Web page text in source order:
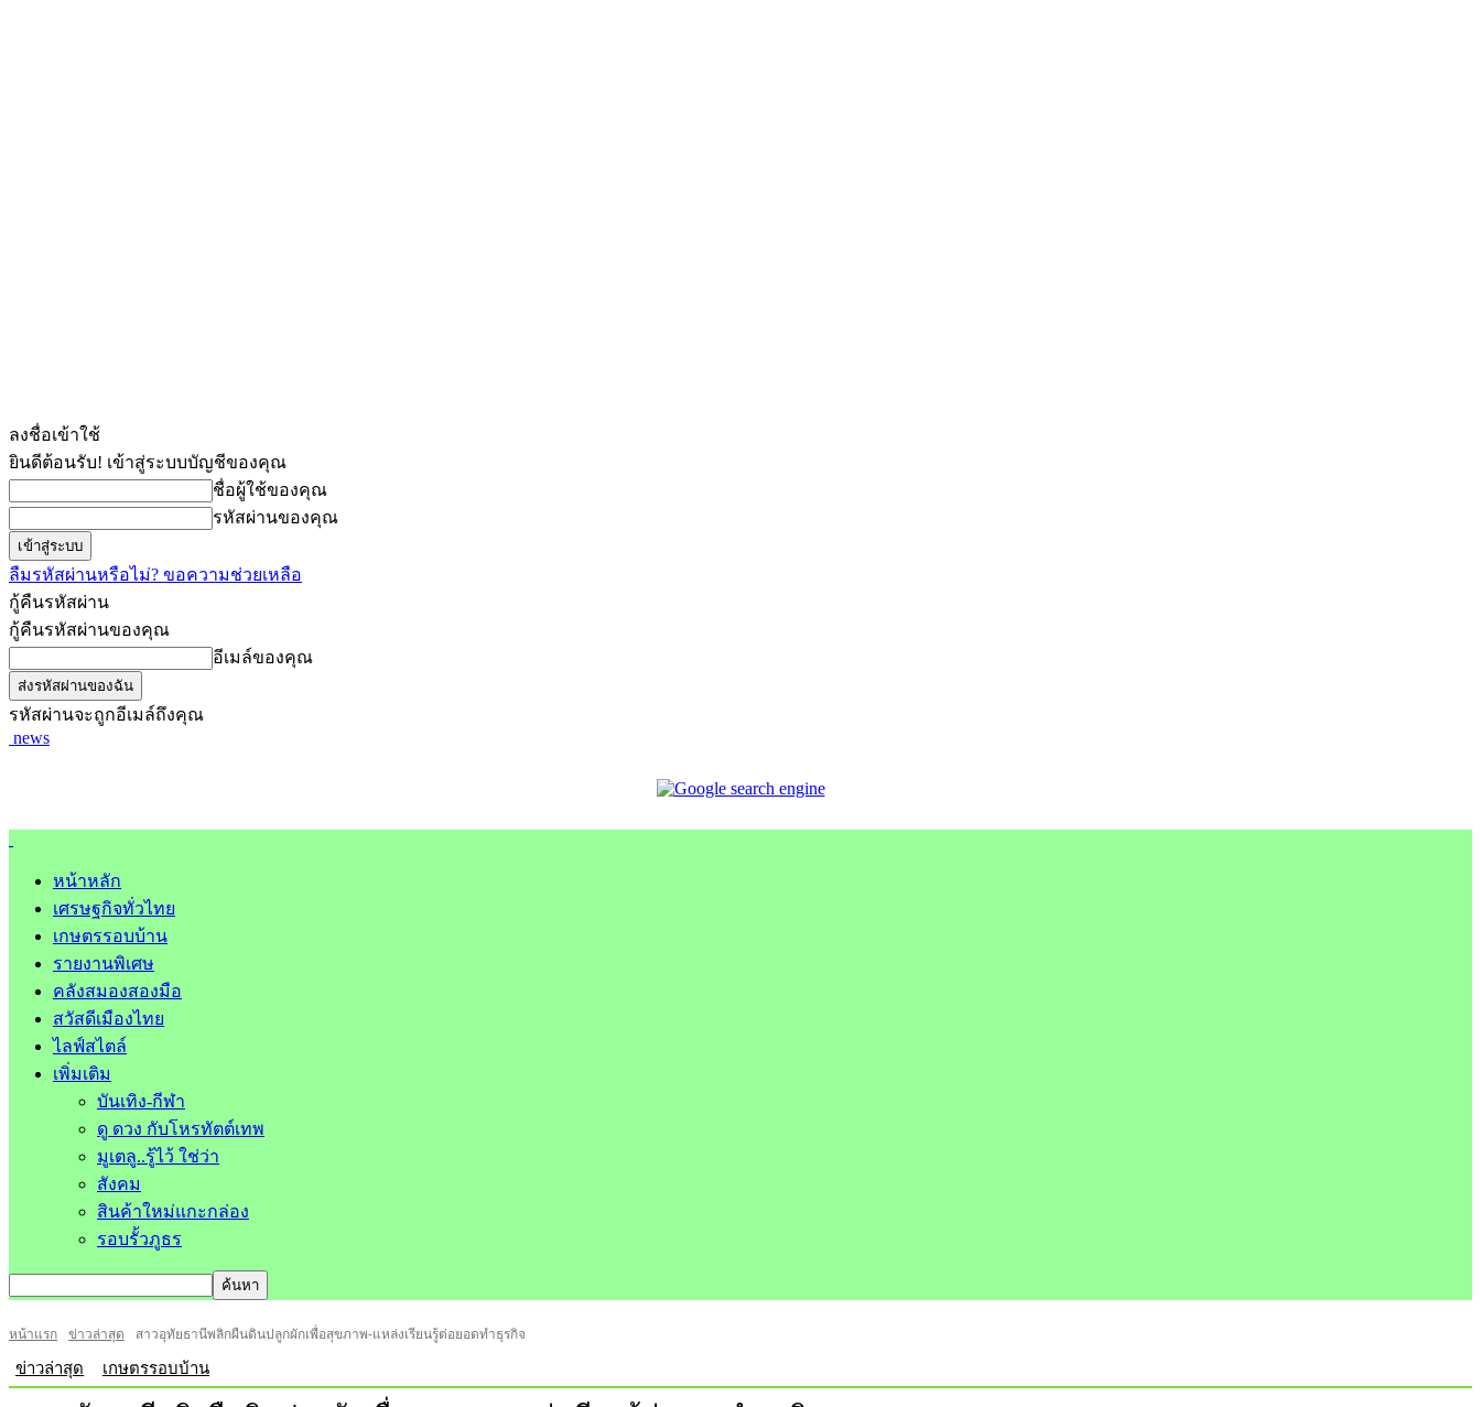
ลงชื่อเข้าใช้
ยินดีต้อนรับ! เข้าสู่ระบบบัญชีของคุณ
ชื่อผู้ใช้ของคุณ
รหัสผ่านของคุณ
ลืมรหัสผ่านหรือไม่? ขอความช่วยเหลือ
กู้คืนรหัสผ่าน
กู้คืนรหัสผ่านของคุณ
อีเมล์ของคุณ
รหัสผ่านจะถูกอีเมล์ถึงคุณ
news
หน้าหลัก
เศรษฐกิจทั่วไทย
เกษตรรอบบ้าน
รายงานพิเศษ
คลังสมองสองมือ
สวัสดีเมืองไทย
ไลฟ์สไตล์
เพิ่มเติม
บันเทิง-กีฬา
ดู ดวง กับโหรทัตต์เทพ
มูเตลู..รู้ไว้ ใช่ว่า
สังคม
สินค้าใหม่แกะกล่อง
รอบรั้วภูธร
หน้าแรก ข่าวล่าสุด สาวอุทัยธานีพลิกผืนดินปลูกผักเพื่อสุขภาพ-แหล่งเรียนรู้ต่อยอดทำธุรกิจ
ข่าวล่าสุด เกษตรรอบบ้าน